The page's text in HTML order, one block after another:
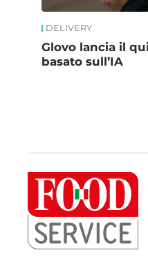
DELIVERY
Glovo lancia il
basato sull’IA